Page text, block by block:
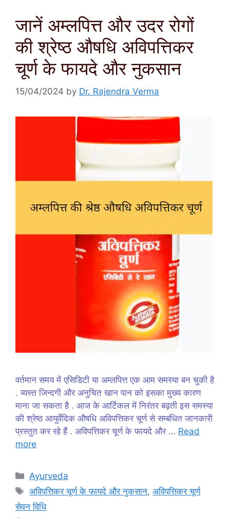
जानें अम्लपित्त और उदर रोगों
की श्रेष्ठ औषधि अविपत्तिकर
चूर्ण के फायदे और नुकसान
15/04/2024 by Dr. Rajendra Verma
वर्तमान समय में एसिडिटी या अम्लपित्त एक आम समस्या बन चुकी है
. व्यस्त जिन्दगी और अनुचित खान पान को इसका मुख्य कारण
माना जा सकता है . आज के आर्टिकल में निरंतर बढ़ती इस समस्या
की श्रेष्ठ आयुर्वेदिक औषधि अविपत्तिकर चूर्ण से सम्बंधित जानकारी
प्रस्तुत कर रहे हैं . अविपत्तिकर चूर्ण के फायदे और … Read
more
Categories
Ayurveda
Tags
अविपत्तिकर चूर्ण के फायदे और नुकसान,अविपत्तिकर चूर्ण
सेवन विधि